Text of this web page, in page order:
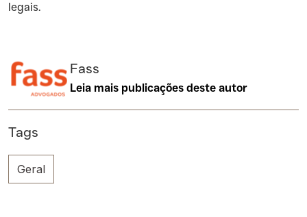
legais.
Fass
Leia mais publicações deste autor
Tags
Geral